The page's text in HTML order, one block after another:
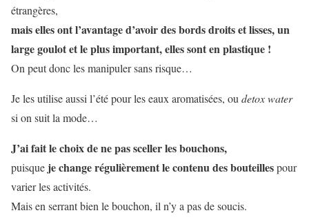
étrangères,
mais elles ont l’avantage d’avoir des bords droits et lisses, un
large goulot et le plus important, elles sont en plastique !
On peut donc les manipuler sans risque…
Je les utilise aussi l’été pour les eaux aromatisées, oudetox water
si on suit la mode…
J’ai fait le choix de ne pas sceller les bouchons,
puisque je change régulièrement le contenu des bouteillespour
varier les activités.
Mais en serrant bien le bouchon, il n’y a pas de soucis.